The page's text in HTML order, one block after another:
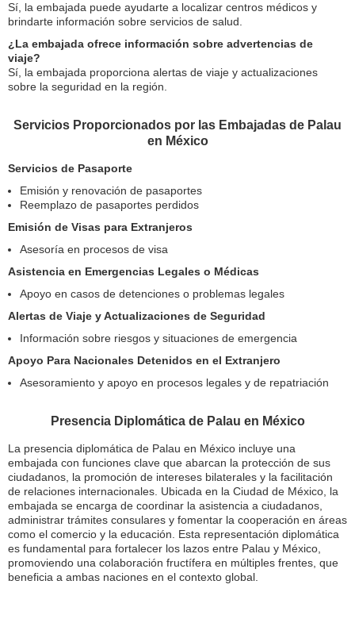
Sí, la embajada puede ayudarte a localizar centros médicos y
brindarte información sobre servicios de salud.
¿La embajada ofrece información sobre advertencias de
viaje?
Sí, la embajada proporciona alertas de viaje y actualizaciones
sobre la seguridad en la región.
Servicios Proporcionados por las Embajadas de Palau
en México
Servicios de Pasaporte
Emisión y renovación de pasaportes
Reemplazo de pasaportes perdidos
Emisión de Visas para Extranjeros
Asesoría en procesos de visa
Asistencia en Emergencias Legales o Médicas
Apoyo en casos de detenciones o problemas legales
Alertas de Viaje y Actualizaciones de Seguridad
Información sobre riesgos y situaciones de emergencia
Apoyo Para Nacionales Detenidos en el Extranjero
Asesoramiento y apoyo en procesos legales y de repatriación
Presencia Diplomática de Palau en México
La presencia diplomática de Palau en México incluye una
embajada con funciones clave que abarcan la protección de sus
ciudadanos, la promoción de intereses bilaterales y la facilitación
de relaciones internacionales. Ubicada en la Ciudad de México, la
embajada se encarga de coordinar la asistencia a ciudadanos,
administrar trámites consulares y fomentar la cooperación en áreas
como el comercio y la educación. Esta representación diplomática
es fundamental para fortalecer los lazos entre Palau y México,
promoviendo una colaboración fructífera en múltiples frentes, que
beneficia a ambas naciones en el contexto global.